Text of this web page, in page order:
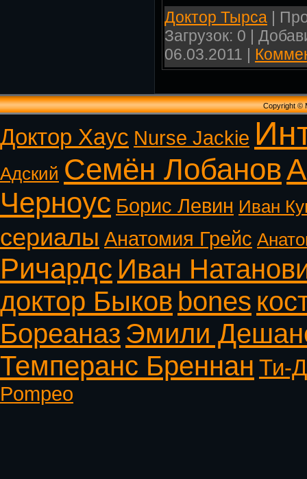
Доктор Тырса |
Загрузок: 0 |
06.03.2011
Copyright ©
Доктор Хаус Nurse Jackie
Адский Семён Лобанов
Черноус Борис Левин Иван
сериалы Анатомия Грейс
Ричардс Иван
доктор Быков bones
Бореаназ Эмили
Темперанс Бреннан Ти-
Pompeo